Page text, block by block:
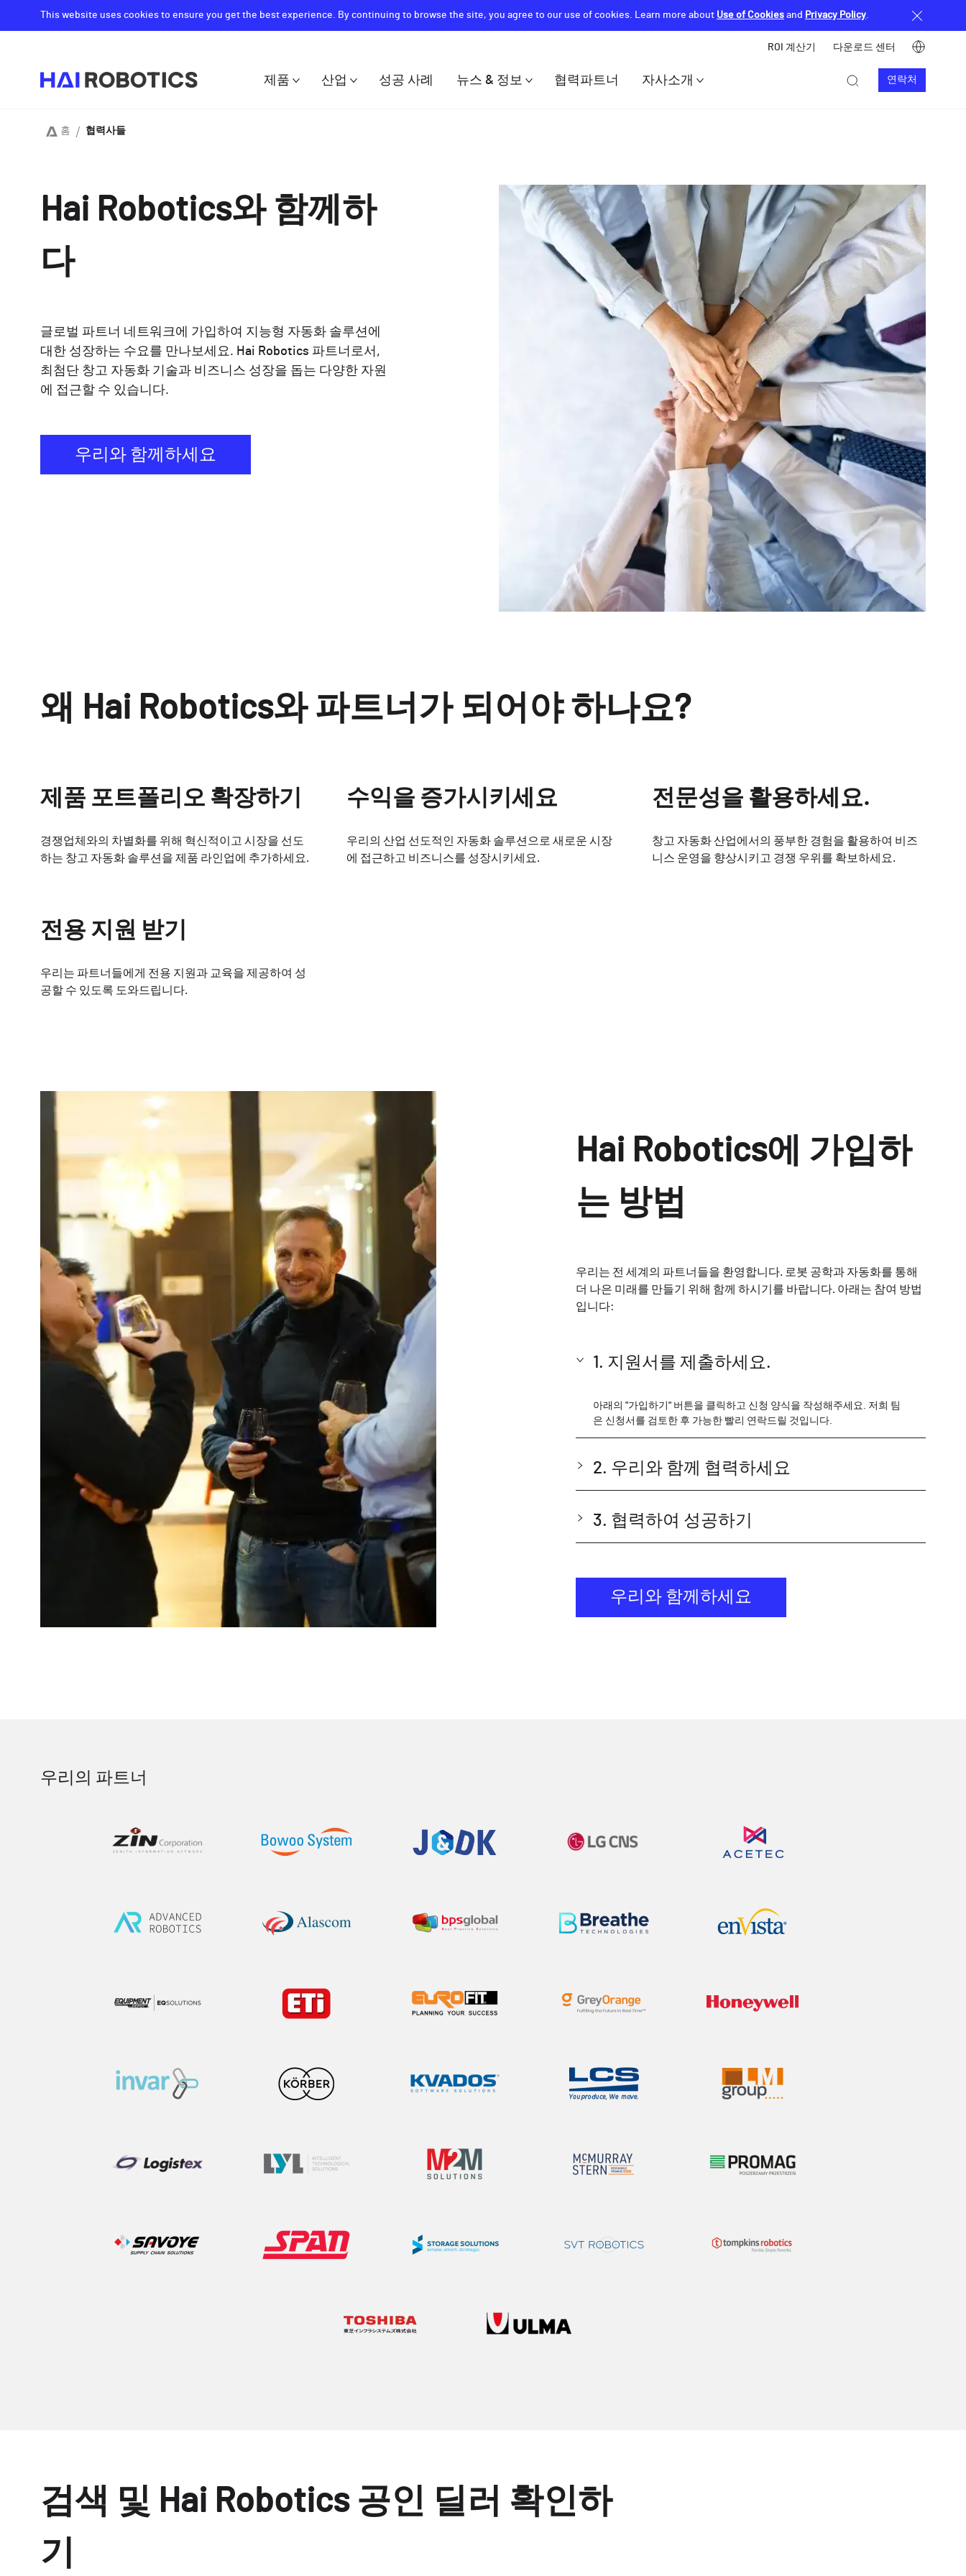
main
This website uses cookies to ensure you get the best experience. By continuing to browse the site, you agree to our use of cookies. Learn more about Use of Cookies and Privacy Policy
Top
header
ROI 계산기 다운로드 센터 Image
제품 산업 성공 사례 뉴스 & 정보 협력파트너 자사소개 Image
Image
Contact
연락처
Breadcrumb
홈 협력사들
Hai Robotics와 함께하
다
글로벌 파트너 네트워크에 가입하여 지능형 자동화 솔루션에
대한 성장하는 수요를 만나보세요. Hai Robotics 파트너로서,
최첨단 창고 자동화 기술과 비즈니스 성장을 돕는 다양한 자원
에 접근할 수 있습니다.
우리와 함께하세요
왜 Hai Robotics와 파트너가 되어야 하나요?
제품 포트폴리오 확장하기
경쟁업체와의 차별화를 위해 혁신적이고 시장을 선도
하는 창고 자동화 솔루션을 제품 라인업에 추가하세요.
수익을 증가시키세요
우리의 산업 선도적인 자동화 솔루션으로 새로운 시장
에 접근하고 비즈니스를 성장시키세요.
전문성을 활용하세요.
창고 자동화 산업에서의 풍부한 경험을 활용하여 비즈
니스 운영을 향상시키고 경쟁 우위를 확보하세요.
전용 지원 받기
우리는 파트너들에게 전용 지원과 교육을 제공하여 성
공할 수 있도록 도와드립니다.
Hai Robotics에 가입하
는 방법
우리는 전 세계의 파트너들을 환영합니다. 로봇 공학과 자동화를 통해
더 나은 미래를 만들기 위해 함께 하시기를 바랍니다. 아래는 참여 방법
입니다:
1. 지원서를 제출하세요.
아래의 "가입하기" 버튼을 클릭하고 신청 양식을 작성해주세요. 저희 팀
은 신청서를 검토한 후 가능한 빨리 연락드릴 것입니다.
2. 우리와 함께 협력하세요
3. 협력하여 성공하기
우리와 함께하세요
우리의 파트너
검색 및 Hai Robotics 공인 딜러 확인하
기